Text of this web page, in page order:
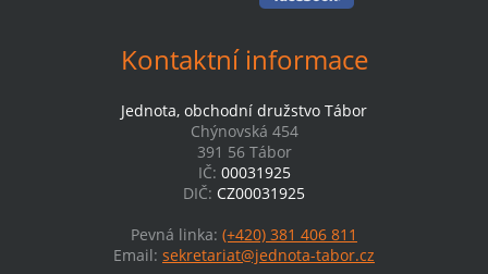
Kontaktní informace
Jednota, obchodní družstvo Tábor
Chýnovská 454
391 56 Tábor
IČ: 00031925
DIČ: CZ00031925
Pevná linka: (+420) 381 406 811
Email: sekretariat@jednota-tabor.cz